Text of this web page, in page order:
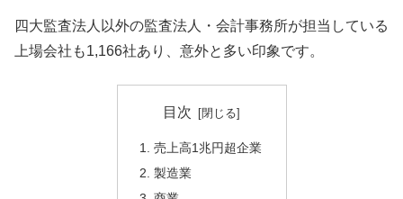
四大監査法人以外の監査法人・会計事務所が担当している
上場会社も1,166社あり、意外と多い印象です。
目次
売上高1兆円超企業
製造業